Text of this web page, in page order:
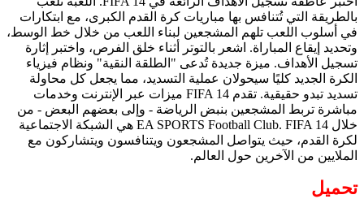
بالطريقة التي تُتنافس بها مباريات كرة القدم الكبرى، مع ابتكارات
في أسلوب اللعب تلهم المشجعين لبناء اللعب من خلال خط الوسط،
وتحديد إيقاع المباراة. اشعر بالتوتر أثناء خلق الفرص، واختبر إثارة
تسجيل الأهداف. ميزة جديدة تُدعى "الطلقة النقية" ونظام فيزياء
الكرة الجديد كليًا سيحولان عملية التسديد، مما يجعل كل محاولة
تسديد تبدو حقيقية. تقدم FIFA 14 ميزات عبر الإنترنت وخدمات
مباشرة تربط المشجعين بنبض الرياضة - وإلى بعضهم البعض - من
خلال EA SPORTS Football Club. FIFA 14 هي الشبكة الاجتماعية
لكرة القدم، حيث يتواصل المشجعون ويتنافسون ويتشاركون مع
الملايين من الآخرين حول العالم.
تحميل